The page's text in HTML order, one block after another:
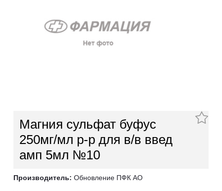
Магния сульфат буфус
250мг/мл р-р для в/в введ
амп 5мл №10
Производитель: Обновление ПФК АО